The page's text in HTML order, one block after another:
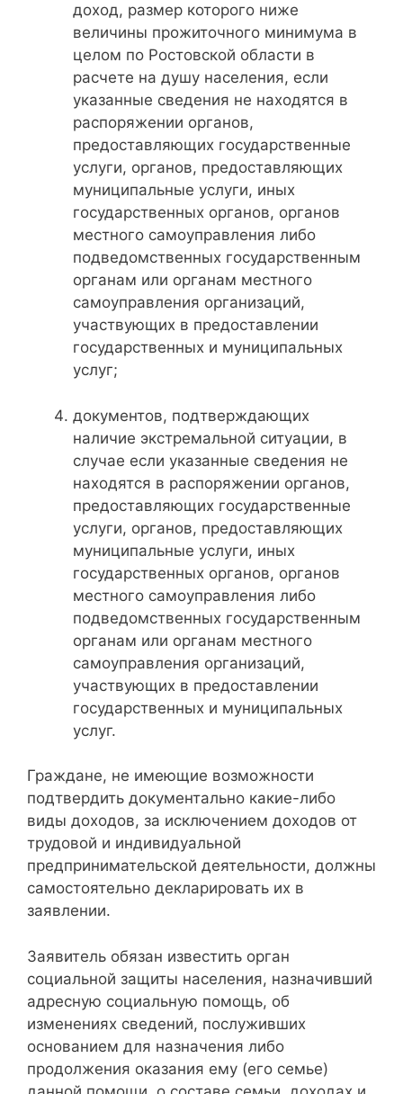
доход, размер которого ниже
величины прожиточного минимума в
целом по Ростовской области в
расчете на душу населения, если
указанные сведения не находятся в
распоряжении органов,
предоставляющих государственные
услуги, органов, предоставляющих
муниципальные услуги, иных
государственных органов, органов
местного самоуправления либо
подведомственных государственным
органам или органам местного
самоуправления организаций,
участвующих в предоставлении
государственных и муниципальных
услуг;
документов, подтверждающих
наличие экстремальной ситуации, в
случае если указанные сведения не
находятся в распоряжении органов,
предоставляющих государственные
услуги, органов, предоставляющих
муниципальные услуги, иных
государственных органов, органов
местного самоуправления либо
подведомственных государственным
органам или органам местного
самоуправления организаций,
участвующих в предоставлении
государственных и муниципальных
услуг.
Граждане, не имеющие возможности
подтвердить документально какие-либо
виды доходов, за исключением доходов от
трудовой и индивидуальной
предпринимательской деятельности, должны
самостоятельно декларировать их в
заявлении.
Заявитель обязан известить орган
социальной защиты населения, назначивший
адресную социальную помощь, об
изменениях сведений, послуживших
основанием для назначения либо
продолжения оказания ему (его семье)